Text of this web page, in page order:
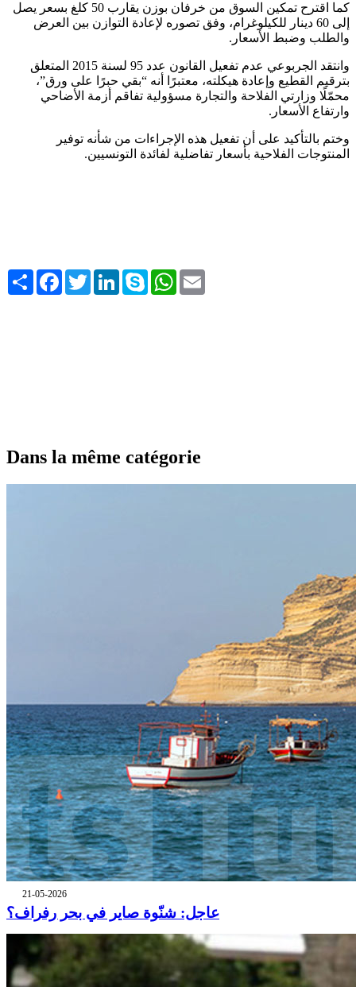
كما اقترح تمكين السوق من خرفان بوزن يقارب 50 كلغ بسعر يصل
إلى 60 دينار للكيلوغرام، وفق تصوره لإعادة التوازن بين العرض
والطلب وضبط الأسعار.
وانتقد الجربوعي عدم تفعيل القانون عدد 95 لسنة 2015 المتعلق
بترقيم القطيع وإعادة هيكلته، معتبرًا أنه “بقي حبرًا على ورق”،
محمّلًا وزارتي الفلاحة والتجارة مسؤولية تفاقم أزمة الأضاحي
وارتفاع الأسعار.
وختم بالتأكيد على أن تفعيل هذه الإجراءات من شأنه توفير
المنتوجات الفلاحية بأسعار تفاضلية لفائدة التونسيين.
Share FacebookTwitterLinkedInSkype WhatsApp
Dans la même catégorie
21-05-2026
عاجل: شنّوة صاير في بحر رفراف؟